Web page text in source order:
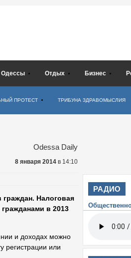
Отдых Бизнес
ПРОТЕСТ ТРИБУНА ЗДРАВОМЫСЛИЯ
Odessa Daily
8 января 2014 в 14:10
граждан. Налоговая
в 2013
и доходах можно
регистрации или
РАДИО